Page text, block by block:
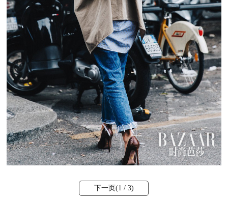
下一页(1 / 3)